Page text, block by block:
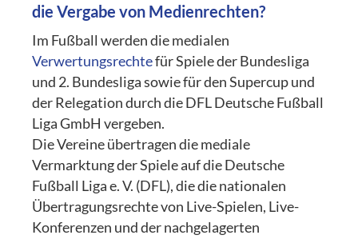
die Vergabe von Medienrechten?
Im Fußball werden die medialen
Verwertungsrechtefür Spiele der Bundesliga
und 2. Bundesliga sowie für den Supercup und
der Relegation durch die DFL Deutsche Fußball
Liga GmbH vergeben.
Die Vereine übertragen die mediale
Vermarktung der Spiele auf die Deutsche
Fußball Liga e. V. (DFL), die die nationalen
Übertragungsrechte von Live-Spielen, Live-
Konferenzen und der nachgelagerten